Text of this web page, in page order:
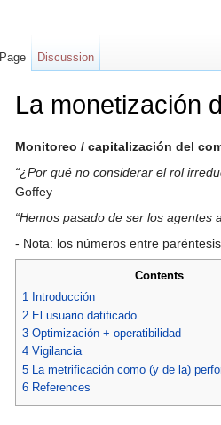
La monetización
Monitoreo / capitalización del
“¿Por qué no considerar el rol
Goffey
“Hemos pasado de ser los
- Nota: los números entre
Contents
1 Introducción
2 El usuario datificado
3 Optimización + operatibilidad
4 Vigilancia
5
La metrificación como (y de la)
6 References
Page Discussion